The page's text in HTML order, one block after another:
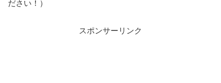
ださい！）
スポンサーリンク